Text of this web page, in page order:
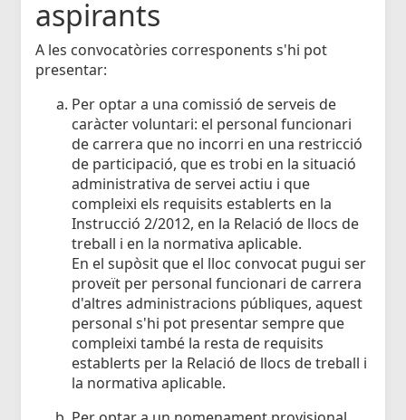
aspirants
A les convocatòries corresponents s'hi pot
presentar:
Per optar a una comissió de serveis de
caràcter voluntari: el personal funcionari
de carrera que no incorri en una restricció
de participació, que es trobi en la situació
administrativa de servei actiu i que
compleixi els requisits establerts en la
Instrucció 2/2012, en la Relació de llocs de
treball i en la normativa aplicable.
En el supòsit que el lloc convocat pugui ser
proveït per personal funcionari de carrera
d'altres administracions públiques, aquest
personal s'hi pot presentar sempre que
compleixi també la resta de requisits
establerts per la Relació de llocs de treball i
la normativa aplicable.